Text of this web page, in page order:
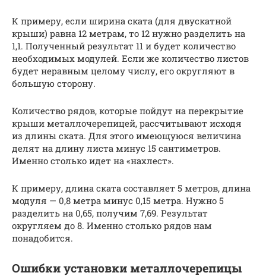
К примеру, если ширина ската (для двускатной
крыши) равна 12 метрам, то 12 нужно разделить на
1,1. Полученный результат 11 и будет количество
необходимых модулей. Если же количество листов
будет неравным целому числу, его округляют в
большую сторону.
Количество рядов, которые пойдут на перекрытие
крыши металлочерепицей, рассчитывают исходя
из длины ската. Для этого имеющуюся величина
делят на длину листа минус 15 сантиметров.
Именно столько идет на «нахлест».
К примеру, длина ската составляет 5 метров, длина
модуля — 0,8 метра минус 0,15 метра. Нужно 5
разделить на 0,65, получим 7,69. Результат
округляем до 8. Именно столько рядов нам
понадобится.
Ошибки установки металлочерепицы